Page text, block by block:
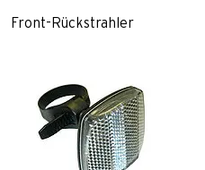
Front-Rückstrahler